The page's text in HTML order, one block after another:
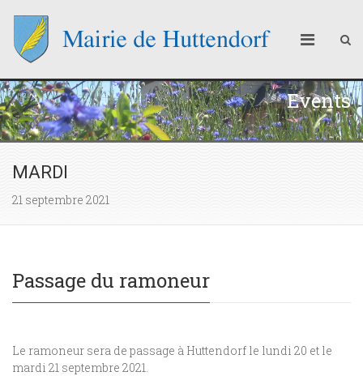
Events
MARDI
21 septembre 2021
Passage du ramoneur
Le ramoneur sera de passage à Huttendorf le lundi 20 et le
mardi 21 septembre 2021.